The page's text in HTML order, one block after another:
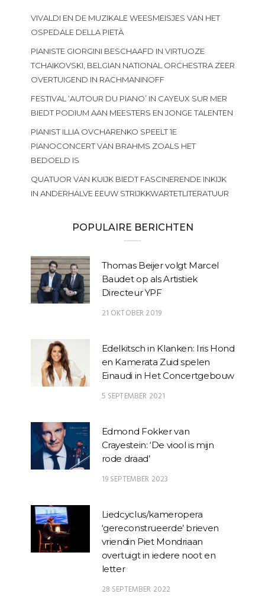
VIVALDI EN DE MUZIKALE WEESMEISJES VAN HET
OSPEDALE DELLA PIETÀ
PIANISTE GIORGINI BESCHAAFD IN VIRTUOZE
TCHAIKOVSKI, BELGIAN NATIONAL ORCHESTRA ZEER
OVERTUIGEND IN RACHMANINOFF
FESTIVAL ‘AUTOUR DU PIANO’ IN CAYEUX SUR MER
BIEDT PODIUM AAN MEESTERS EN JONGE TALENTEN
PIANIST ILLIA OVCHARENKO SPEELT 1E
PIANOCONCERT VAN BRAHMS ZOALS HET
BEDOELD IS
QUATUOR VAN KUIJK BIEDT FASCINERENDE INKIJK
IN ANDERHALVE EEUW STRIJKKWARTETLITERATUUR
POPULAIRE BERICHTEN
Thomas Beijer volgt Marcel
Baudet op als Artistiek
Directeur YPF
21 OKTOBER 2019
Edelkitsch in Klanken: Iris Hond
en Kamerata Zuid spelen
Einaudi in Het Concertgebouw
5 SEPTEMBER 2021
Edmond Fokker van
Crayestein: ‘De viool is mijn
rode draad’
19 SEPTEMBER 2023
Liedcyclus/kameropera
‘gereconstrueerde’ brieven
vriendin Piet Mondriaan
overtuigt in iedere noot en
letter
28 SEPTEMBER 2022